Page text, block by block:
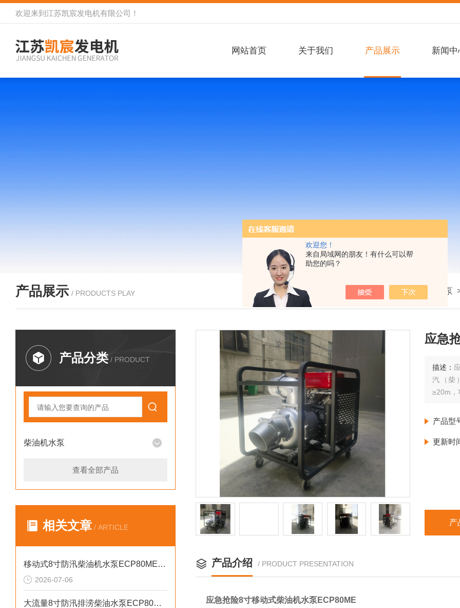
欢迎您！
来自局域网的朋友！有什么可以帮
助您的吗？
欢迎来到 江苏凯宸发电机有限公司 ！
网站首页 关于我们 产品展示 新闻中
产品展示 / PRODUCTS PLAY 我的位置： >产品展示 >柴油机水泵
产品分类 / PRODUCT
柴油机水泵
查看全部产品
相关文章 / ARTICLE
移动式8寸防汛柴油机水泵ECP80ME产品介绍
2026-07-06
大流量8寸防汛排涝柴油水泵ECP80ME产品介绍
应急
描述：
汽（柴
≥20m，
产品型
更新时
产
产品介绍 / PRODUCT PRESENTATION
应急抢险8寸移动式柴油机水泵ECP80ME